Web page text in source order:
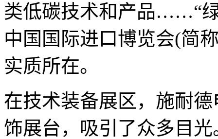
类低碳技术和产品……“
中国国际进口博览会(简
实质所在。
在技术装备展区，施耐
饰展台，吸引了众多目